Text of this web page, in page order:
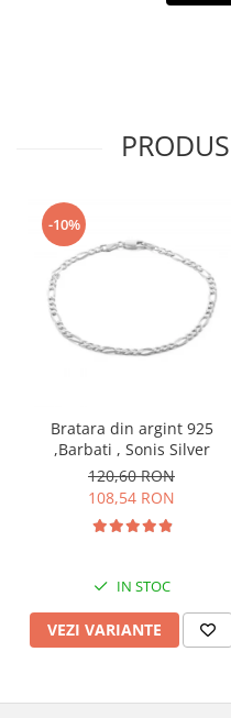
-10%
Bratara din argint 925
,Barbati , Sonis Silver
120,60 RON
108,54 RON
IN STOC
VEZI VARIANTE